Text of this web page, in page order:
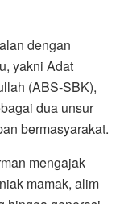
dengan
yakni Adat
(ABS-SBK),
dua unsur
bermasyarakat.
mengajak
mamak, alim